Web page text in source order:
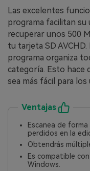
Las excelentes
programa facilitan su
recuperar unos 500
tu tarjeta SD AVCHD.󠀲󠀡󠀩󠀣󠀢󠀢󠀤󠀡󠀨󠀳󠀰
programa organiza
categoría.󠀲󠀡󠀩󠀣󠀢󠀢󠀤󠀡󠀩󠀳󠀰 Esto hace
sea más fácil para los
Ventajas
Escanea de
perdidos en la
Obtendrás
Es compatible
Windows.󠀲󠀡󠀩󠀣󠀢󠀢󠀤󠀢󠀤󠀳